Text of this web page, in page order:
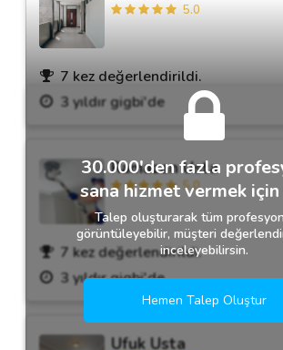
5.0
7 kez değerlendirildi.
3 yıldır gigbi'de
Ramazan Usta
5.0
7 kez değerlendirildi.
3 yıldır gigbi'de
Ufuk Usta
30.000'den fazla
sana hizmet vermek için
Talep oluşturarak tüm
görüntüleyebilir, müşteri
inceleyebilirsin.
Hemen Talep Oluştur